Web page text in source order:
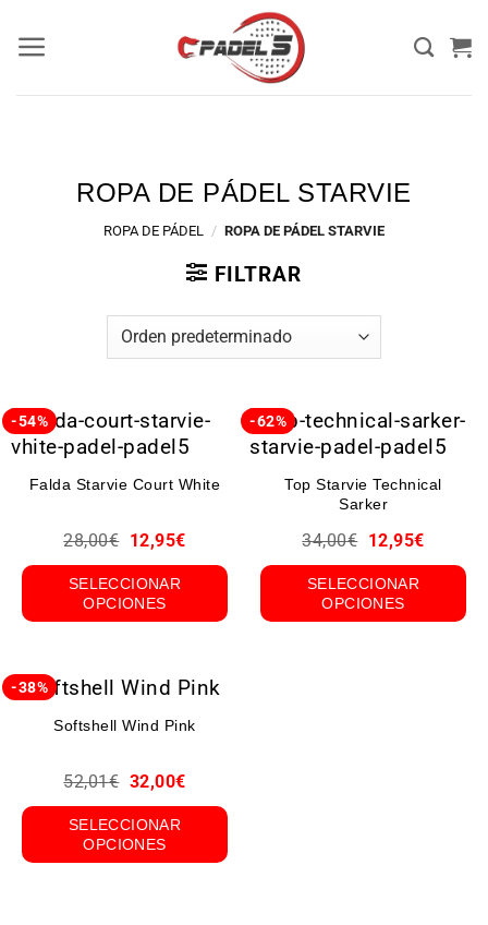
ROPA DE PÁDEL STARVIE
ROPA DE PÁDEL / ROPA DE PÁDEL STARVIE
FILTRAR
-54%
Falda Starvie Court White
28,00€ 12,95€
SELECCIONAR
OPCIONES
-62%
Top Starvie Technical
Sarker
34,00€ 12,95€
SELECCIONAR
OPCIONES
-38%
Softshell Wind Pink
52,01€ 32,00€
SELECCIONAR
OPCIONES